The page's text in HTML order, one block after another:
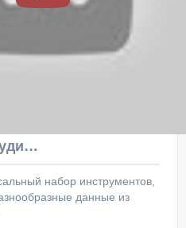
О сервисе поиска аудитории ВКонтакте
набор инструментов,
данные из